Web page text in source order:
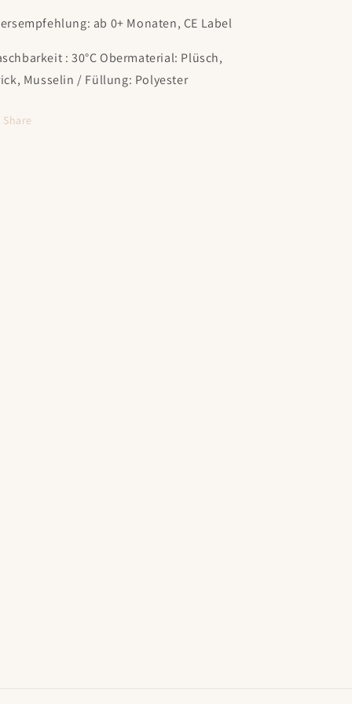
ab 0+ Monaten, CE Label
: 30°C Obermaterial: Plüsch,
Musselin / Füllung: Polyester
Share